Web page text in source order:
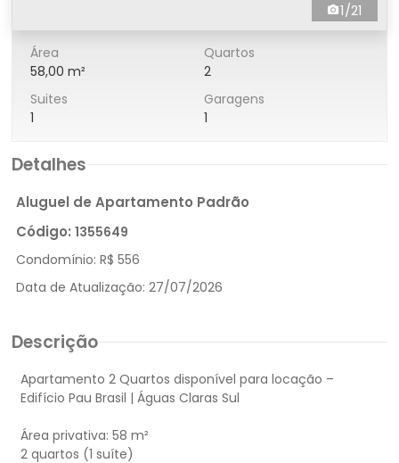
1/21
Área
58,00 m²
Quartos
2
Suites
1
Garagens
1
Detalhes
Aluguel de Apartamento Padrão
Código: 1355649
Condomínio: R$ 556
Data de Atualização: 27/07/2026
Descrição
Apartamento 2 Quartos disponível para locação –
Edifício Pau Brasil | Águas Claras Sul
Área privativa: 58 m²
2 quartos (1 suíte)